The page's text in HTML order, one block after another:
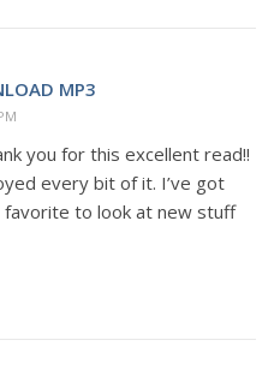
MP3
you for this excellent read!!
every bit of it. I’ve got
favorite to look at new stuff